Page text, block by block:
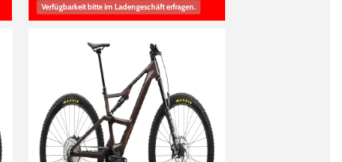
Verfügbarkeit bitte im Ladengeschäft erfragen.